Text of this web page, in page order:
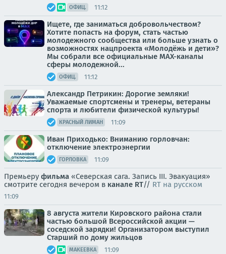
ОФИЦ. 11:12
Ищете, где заниматься добровольчеством?
Хотите попасть на форум, стать частью
молодежного сообщества или больше узнать о
возможностях нацпроекта «Молодёжь и дети»?
Мы собрали все официальные MAX-каналы
сферы молодежной...
ОФИЦ. 11:12
Александр Петрикин: Дорогие земляки!
Уважаемые спортсмены и тренеры, ветераны
спорта и любители физической культуры!
КРАСНЫЙ ЛИМАН 11:09
Иван Приходько: Вниманию горловчан:
отключение электроэнергии
ГОРЛОВКА 11:09
Премьеру фильма «Северская сага. Запись III. Эвакуация»
смотрите сегодня вечером в канале RT// RT на русском
11:09
8 августа жители Кировского района стали
частью большой Всероссийской акции —
соседской зарядки! Организатором выступил
Старший по дому жильцов
МАКЕЕВКА 11:09